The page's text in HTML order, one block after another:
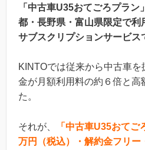
「中古車U35おてごろプラ
都・長野県・富山県限定で
サブスクリプションサービス
KINTOでは従来から中古車
金が月額利用料の約６倍と高
た。
それが、
「中古車U35おて
万円（税込）・解約金フリー